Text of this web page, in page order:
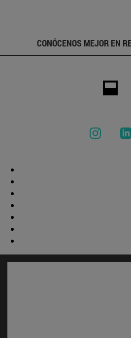
CONÓCENOS MEJOR EN